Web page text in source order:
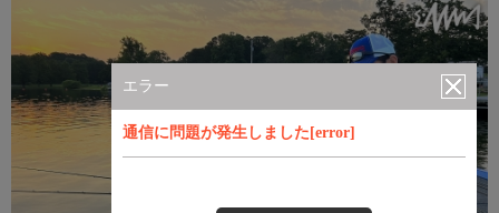
エラー
通信に問題が発生しました[error]